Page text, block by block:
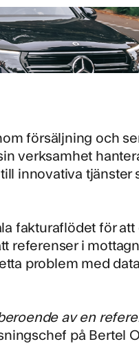
försäljning och
verksamhet
innovativa tjänster
fakturaflödet för att
referenser i
problem med
av en
på Bertel